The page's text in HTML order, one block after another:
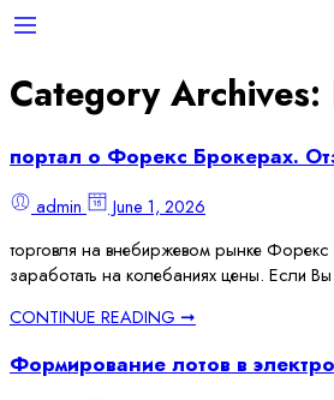
Category Archives:
портал о Форекс Брокерах.
admin
June 1, 2026
торговля на внебиржевом рынке
заработать на колебаниях цены. Если
CONTINUE READING ➞
Формирование лотов в